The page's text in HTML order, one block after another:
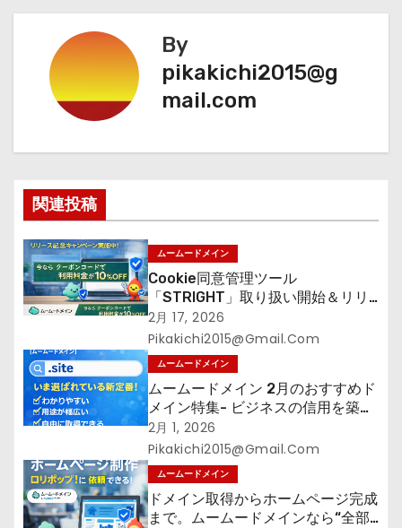
ナ
ビ
ゲ
シ
ョ
ン
By
pikakichi2015@g
mail.com
関連投稿
ムームードメイン
Cookie同意管理ツール
「STRIGHT」取り扱い開始＆リリ
ース記念キャンペーン【ムームード
メイン】
2月 17, 2026
Pikakichi2015@gmail.com
ムームードメイン
ムームードメイン 2月のおすすめド
メイン特集- ビジネスの信用を築く
――そのすべての起点となるのが独
自ドメイン
2月 1, 2026
Pikakichi2015@gmail.com
ムームードメイン
ドメイン取得からホームページ完成
まで。ムームードメインなら“全部